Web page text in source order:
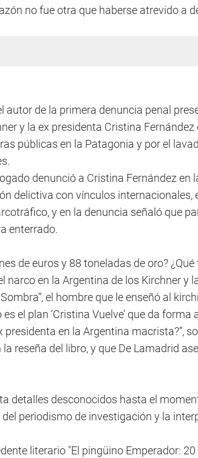
no fue otra que haberse atrevido a
autor de la primera denuncia penal
y la ex presidenta Cristina Fernández
públicas en la Patagonia y por el
denunció a Cristina Fernández en
delictiva con vínculos internacionales,
y en la denuncia señaló que
enterrado.
de euros y 88 toneladas de oro? ¿Qué
narco en la Argentina de los Kirchner y
el hombre que le enseñó al
el plan ‘Cristina Vuelve’ que da forma
en la Argentina macrista?”,
reseña del libro, y que De Lamadrid
detalles desconocidos hasta el
periodismo de investigación y la
literario "El pingüino Emperador: